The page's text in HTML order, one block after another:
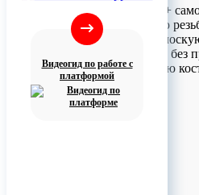
Видеогид по работе с
платформой
Самонарезающие +
более агрессивную
центрирования,
можно вкручивать без
сверления в мягкую
Дос